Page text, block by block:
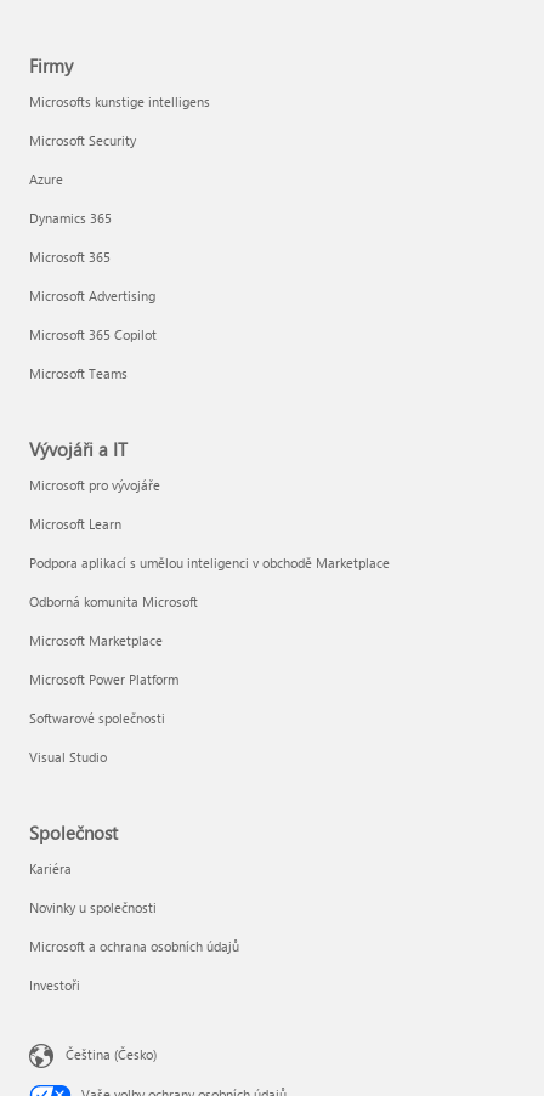
Firmy
Microsofts kunstige intelligens
Microsoft Security
Azure
Dynamics 365
Microsoft 365
Microsoft Advertising
Microsoft 365 Copilot
Microsoft Teams
Vývojáři a IT
Microsoft pro vývojáře
Microsoft Learn
Podpora aplikací s umělou inteligenci v obchodě Marketplace
Odborná komunita Microsoft
Microsoft Marketplace
Microsoft Power Platform
Softwarové společnosti
Visual Studio
Společnost
Kariéra
Novinky u společnosti
Microsoft a ochrana osobních údajů
Investoři
Čeština (Česko)